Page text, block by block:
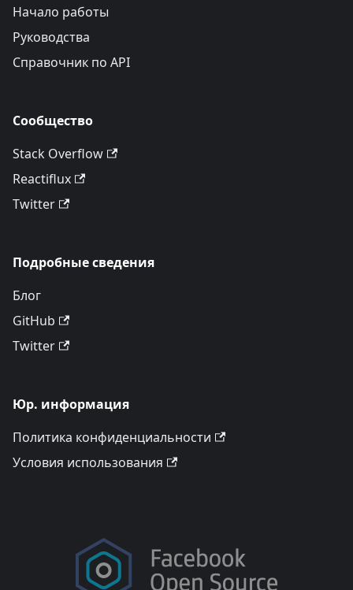
Начало работы
Руководства
Справочник по API
Сообщество
Stack Overflow
Reactiflux
Twitter
Подробные сведения
Блог
GitHub
Twitter
Юр. информация
Политика конфиденциальности
Условия использования